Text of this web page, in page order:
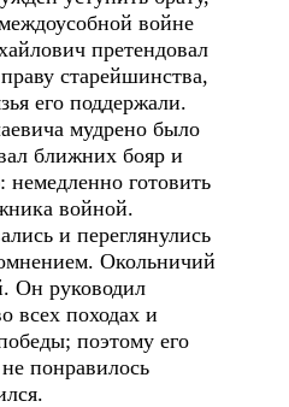
войне
претендовал
старейшинства,
его поддержали.
мудрено было
ближних бояр и
готовить
войной.
и переглянулись
Окольничий
Он руководил
всех походах и
поэтому его
понравилось